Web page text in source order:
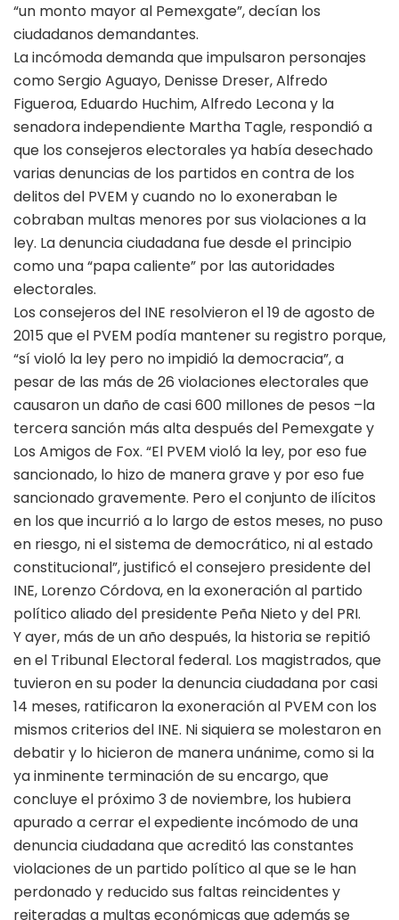
“un monto mayor al Pemexgate”, decían los
ciudadanos demandantes.
La incómoda demanda que impulsaron personajes
como Sergio Aguayo, Denisse Dreser, Alfredo
Figueroa, Eduardo Huchim, Alfredo Lecona y la
senadora independiente Martha Tagle, respondió a
que los consejeros electorales ya había desechado
varias denuncias de los partidos en contra de los
delitos del PVEM y cuando no lo exoneraban le
cobraban multas menores por sus violaciones a la
ley. La denuncia ciudadana fue desde el principio
como una “papa caliente” por las autoridades
electorales.
Los consejeros del INE resolvieron el 19 de agosto de
2015 que el PVEM podía mantener su registro porque,
“sí violó la ley pero no impidió la democracia”, a
pesar de las más de 26 violaciones electorales que
causaron un daño de casi 600 millones de pesos –la
tercera sanción más alta después del Pemexgate y
Los Amigos de Fox. “El PVEM violó la ley, por eso fue
sancionado, lo hizo de manera grave y por eso fue
sancionado gravemente. Pero el conjunto de ilícitos
en los que incurrió a lo largo de estos meses, no puso
en riesgo, ni el sistema de democrático, ni al estado
constitucional”, justificó el consejero presidente del
INE, Lorenzo Córdova, en la exoneración al partido
político aliado del presidente Peña Nieto y del PRI.
Y ayer, más de un año después, la historia se repitió
en el Tribunal Electoral federal. Los magistrados, que
tuvieron en su poder la denuncia ciudadana por casi
14 meses, ratificaron la exoneración al PVEM con los
mismos criterios del INE. Ni siquiera se molestaron en
debatir y lo hicieron de manera unánime, como si la
ya inminente terminación de su encargo, que
concluye el próximo 3 de noviembre, los hubiera
apurado a cerrar el expediente incómodo de una
denuncia ciudadana que acreditó las constantes
violaciones de un partido político al que se le han
perdonado y reducido sus faltas reincidentes y
reiteradas a multas económicas que además se